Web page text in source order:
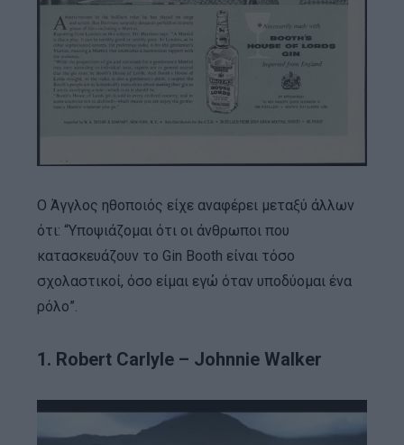
Ο Άγγλος ηθοποιός είχε αναφέρει μεταξύ άλλων
ότι: “Υποψιάζομαι ότι οι άνθρωποι που
κατασκευάζουν το Gin Booth είναι τόσο
σχολαστικοί, όσο είμαι εγώ όταν υποδύομαι ένα
ρόλο”.
1. Robert Carlyle – Johnnie Walker